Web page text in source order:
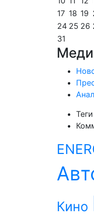
17 18 19
24 25 26
31
Теги
Кино